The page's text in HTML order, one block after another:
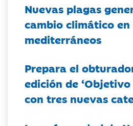
Nuevas plagas
cambio climático
mediterráneos
Prepara el
edición de ‘Objetivo
con tres nuevas